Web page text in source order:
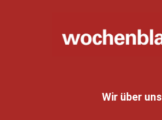
Wir über uns